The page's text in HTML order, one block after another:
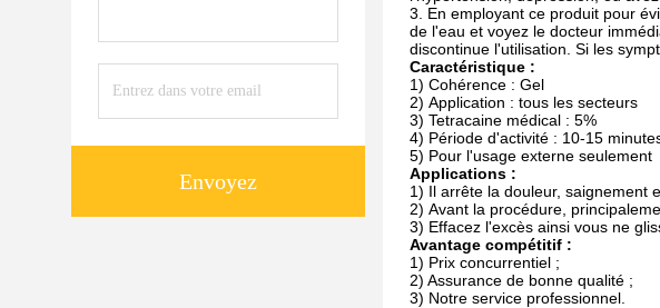
Envoyez
3. En employant ce produit pour
de l'eau et voyez le docteur
discontinue l'utilisation. Si les
Caractéristique :
1) Cohérence : Gel
2) Application : tous les secteurs
3) Tetracaine médical : 5%
4) Période d'activité : 10-15
5) Pour l'usage externe seulement
Applications :
1) Il arrête la douleur, saignement
2) Avant la procédure,
3) Effacez l'excès ainsi vous ne
Avantage compétitif :
1) Prix concurrentiel ;
2) Assurance de bonne qualité ;
3) Notre service professionnel.